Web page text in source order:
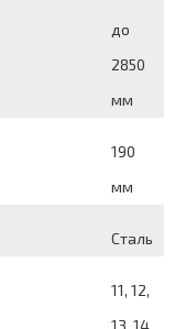
до
2850
мм
190
мм
Сталь
11, 12,